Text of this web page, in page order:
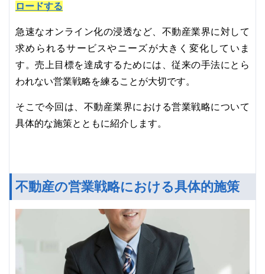
ロードする
急速なオンライン化の浸透など、不動産業界に対して
求められるサービスやニーズが大きく変化していま
す。売上目標を達成するためには、従来の手法にとら
われない営業戦略を練ることが大切です。
そこで今回は、不動産業界における営業戦略について
具体的な施策とともに紹介します。
不動産の営業戦略における具体的施策